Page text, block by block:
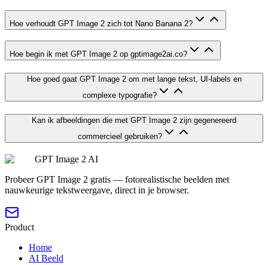
Hoe verhoudt GPT Image 2 zich tot Nano Banana 2?
Hoe begin ik met GPT Image 2 op gptimage2ai.co?
Hoe goed gaat GPT Image 2 om met lange tekst, UI-labels en
complexe typografie?
Kan ik afbeeldingen die met GPT Image 2 zijn gegenereerd
commercieel gebruiken?
GPT Image 2 AI
Probeer GPT Image 2 gratis — fotorealistische beelden met
nauwkeurige tekstweergave, direct in je browser.
Product
Home
AI Beeld